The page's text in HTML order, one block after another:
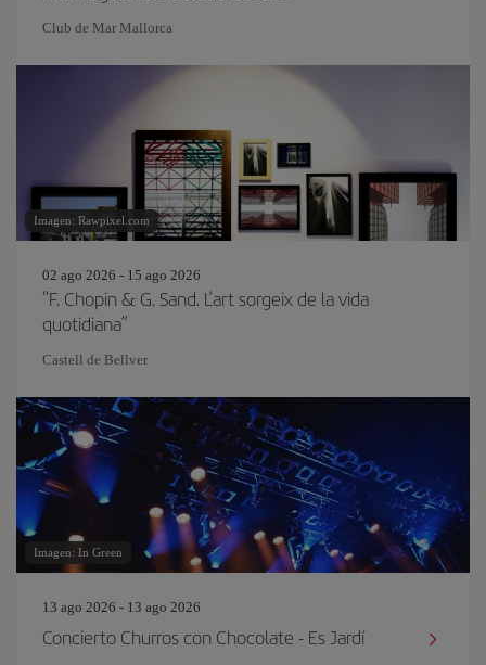
Club de Mar Mallorca
Imagen: Rawpixel.com
02 ago 2026 - 15 ago 2026
“F. Chopin & G. Sand. L’art sorgeix de la vida
quotidiana”
Castell de Bellver
Imagen: In Green
13 ago 2026 - 13 ago 2026
Concierto Churros con Chocolate - Es Jardí